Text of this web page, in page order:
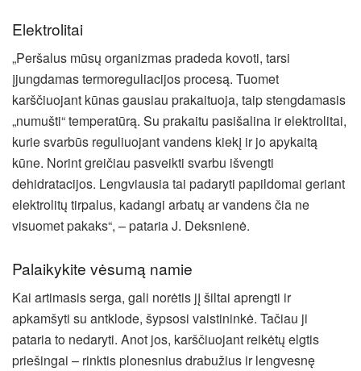
Elektrolitai
„Peršalus mūsų organizmas pradeda kovoti, tarsi
įjungdamas termoreguliacijos procesą. Tuomet
karščiuojant kūnas gausiau prakaituoja, taip stengdamasis
„numušti“ temperatūrą. Su prakaitu pasišalina ir elektrolitai,
kurie svarbūs reguliuojant vandens kiekį ir jo apykaitą
kūne. Norint greičiau pasveikti svarbu išvengti
dehidratacijos. Lengviausia tai padaryti papildomai geriant
elektrolitų tirpalus, kadangi arbatų ar vandens čia ne
visuomet pakaks“, – pataria J. Deksnienė.
Palaikykite vėsumą namie
Kai artimasis serga, gali norėtis jį šiltai aprengti ir
apkamšyti su antklode, šypsosi vaistininkė. Tačiau ji
pataria to nedaryti. Anot jos, karščiuojant reikėtų elgtis
priešingai – rinktis plonesnius drabužius ir lengvesnę